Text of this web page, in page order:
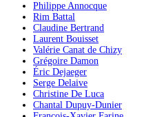
Philippe Annocque
Rim Battal
Claudine Bertrand
Laurent Bouisset
Valérie Canat de Chizy
Grégoire Damon
Éric Dejaeger
Serge Delaive
Christine De Luca
Chantal Dupuy-Dunier